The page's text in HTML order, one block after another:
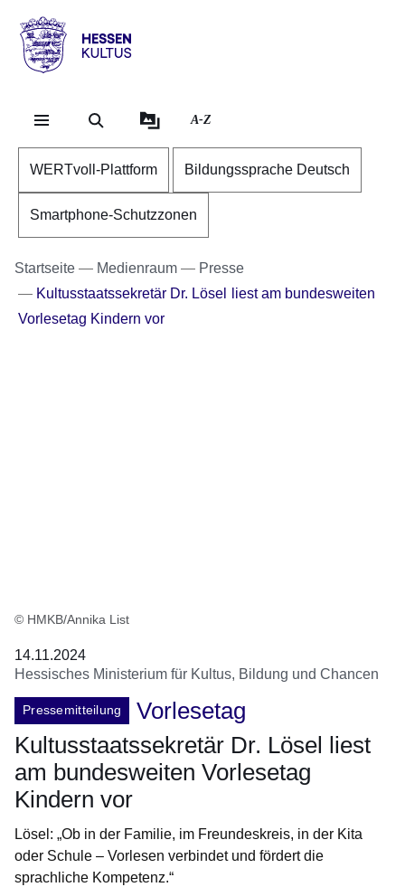
Hessen
Kultus
A-Z
WERTvoll-Plattform Bildungssprache Deutsch
Smartphone-Schutzzonen
Startseite Medienraum
Presse
Kultusstaatssekretär Dr. Lösel liest am bundesweiten
Vorlesetag Kindern vor
© HMKB/Annika List
14.11.2024
Hessisches Ministerium für Kultus, Bildung und Chancen
Pressemitteilung
Vorlesetag
Kultusstaatssekretär Dr. Lösel liest
am bundesweiten Vorlesetag
Kindern vor
Lösel: „Ob in der Familie, im Freundeskreis, in der Kita
oder Schule – Vorlesen verbindet und fördert die
sprachliche Kompetenz.“